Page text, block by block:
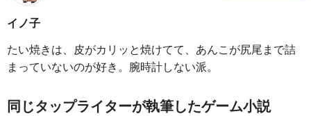
イノ子
たい焼きは、皮がカリッと焼けてて、あんこが尻尾まで詰
まっていないのが好き。腕時計しない派。
同じタップライターが執筆したゲーム小説